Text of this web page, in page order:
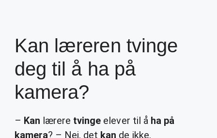
Kan læreren tvinge
deg til å ha på
kamera?
– Kan lærere tvinge elever til å ha på
kamera? – Nei, det kan de ikke.